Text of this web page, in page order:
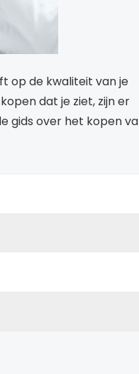
op de kwaliteit van je
dat je ziet, zijn er
gids over het kopen